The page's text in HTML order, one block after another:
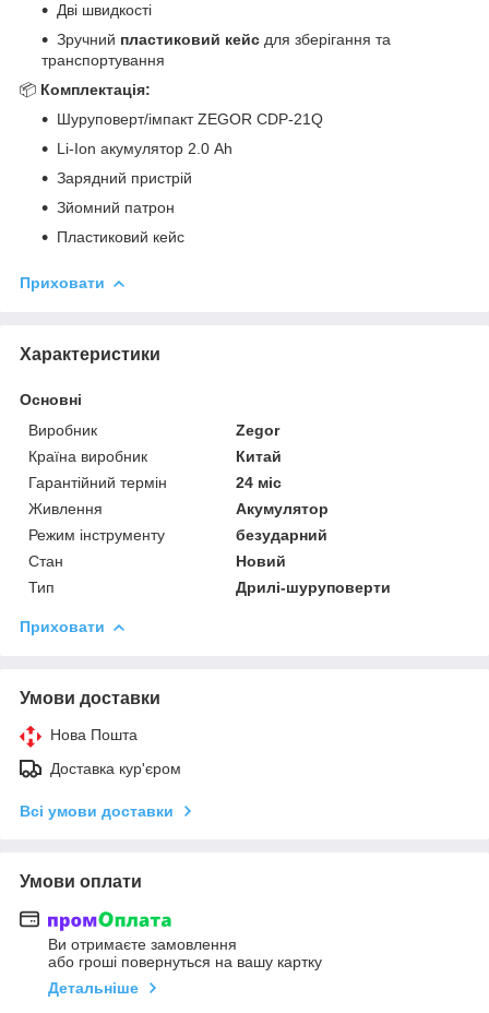
Дві швидкості
Зручний пластиковий кейс для зберігання та
транспортування
📦 Комплектація:
Шуруповерт/імпакт ZEGOR CDP-21Q
Li-Ion акумулятор 2.0 Ah
Зарядний пристрій
Зйомний патрон
Пластиковий кейс
Приховати
Характеристики
Основні
Виробник
Zegor
Країна виробник
Китай
Гарантійний термін
24 міс
Живлення
Акумулятор
Режим інструменту
безударний
Стан
Новий
Тип
Дрилі-шуруповерти
Приховати
Умови доставки
Нова Пошта
Доставка кур'єром
Всі умови доставки
Умови оплати
Ви отримаєте замовлення
або гроші повернуться на вашу картку
Детальніше